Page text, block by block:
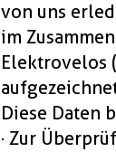
von uns
im
Elektrovelos
Diese Daten
· Zur